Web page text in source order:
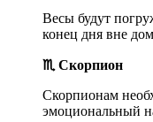
Весы будут
конец дня вне
♏ Скорпион
Скорпионам
эмоциональный